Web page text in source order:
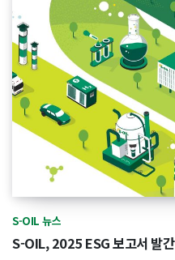
S-OIL 뉴스
S-OIL, 2025 ESG 보고서 발간